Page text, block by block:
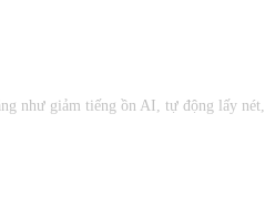
như giảm tiếng ồn AI, tự động lấy nét,